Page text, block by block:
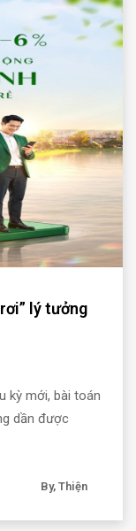
lý tưởng
kỳ mới, bài toán
dần được
By, Thiện